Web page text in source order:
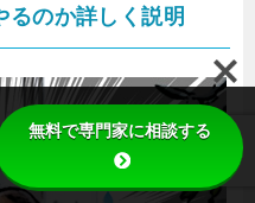
るのか詳しく説明
無料で専門家に相談する